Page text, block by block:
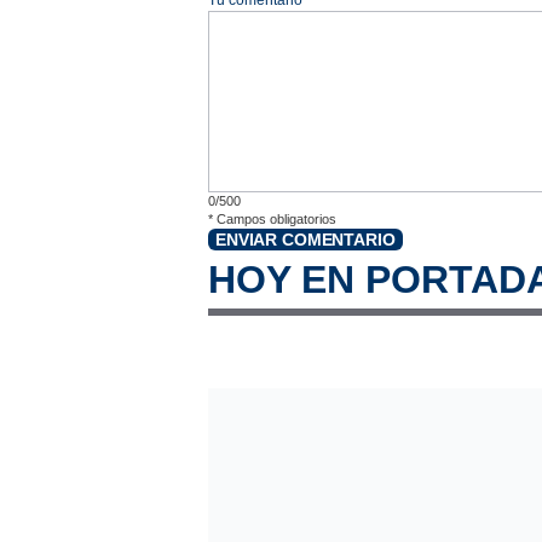
0/500
* Campos obligatorios
ENVIAR COMENTARIO
HOY EN